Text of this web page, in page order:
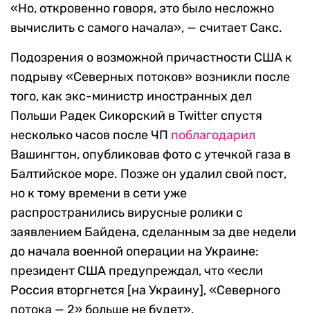
«Но, откровенно говоря, это было несложно
вычислить с самого начала», — считает Сакс.
Подозрения о возможной причастности США к
подрыву «Северных потоков» возникли после
того, как экс-министр иностранных дел
Польши Радек Сикорский в Twitter спустя
несколько часов после ЧП поблагодарил
Вашингтон, опубликовав фото с утечкой газа в
Балтийское море. Позже он удалил свой пост,
но к тому времени в сети уже
распространились вирусные ролики с
заявлением Байдена, сделанным за две недели
до начала военной операции на Украине:
президент США предупреждал, что «если
Россия вторгнется [на Украину], «Северного
потока — 2» больше не будет».